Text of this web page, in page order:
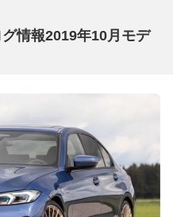
情報2019年10月モデ